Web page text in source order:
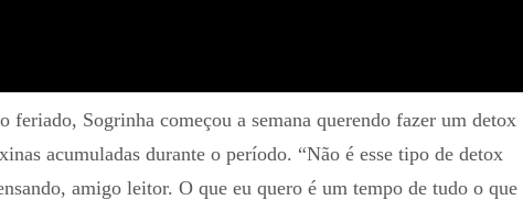
feriado, Sogrinha começou a semana querendo fazer um detox
acumuladas durante o período. “Não é esse tipo de detox
amigo leitor. O que eu quero é um tempo de tudo o que